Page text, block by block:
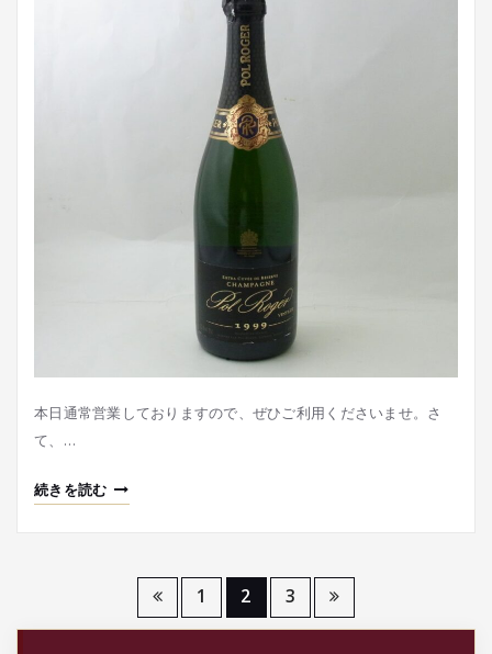
本日通常営業しておりますので、ぜひご利用くださいませ。さ
て、…
続きを読む
1 2 3